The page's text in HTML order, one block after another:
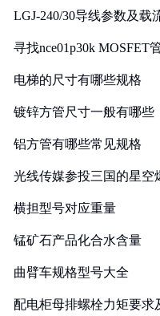
LGJ-240/30导线参数及载
寻找nce01p30k MOSFET
电梯的尺寸有哪些规格
镀锌方管尺寸一般有哪些
铝方管有哪些常见规格
光线传媒参投三国的星空
横担型号对应重量
锰矿石产品化合水含量
曲臂车规格型号大全
配电柜母排螺栓力矩要求